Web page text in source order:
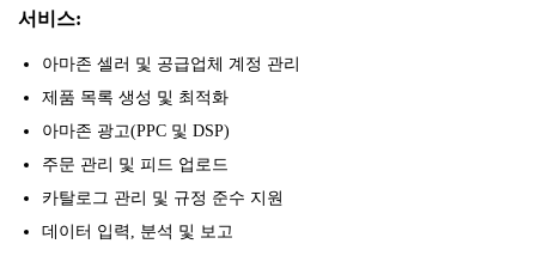
서비스:
아마존 셀러 및 공급업체 계정 관리
제품 목록 생성 및 최적화
아마존 광고(PPC 및 DSP)
주문 관리 및 피드 업로드
카탈로그 관리 및 규정 준수 지원
데이터 입력, 분석 및 보고